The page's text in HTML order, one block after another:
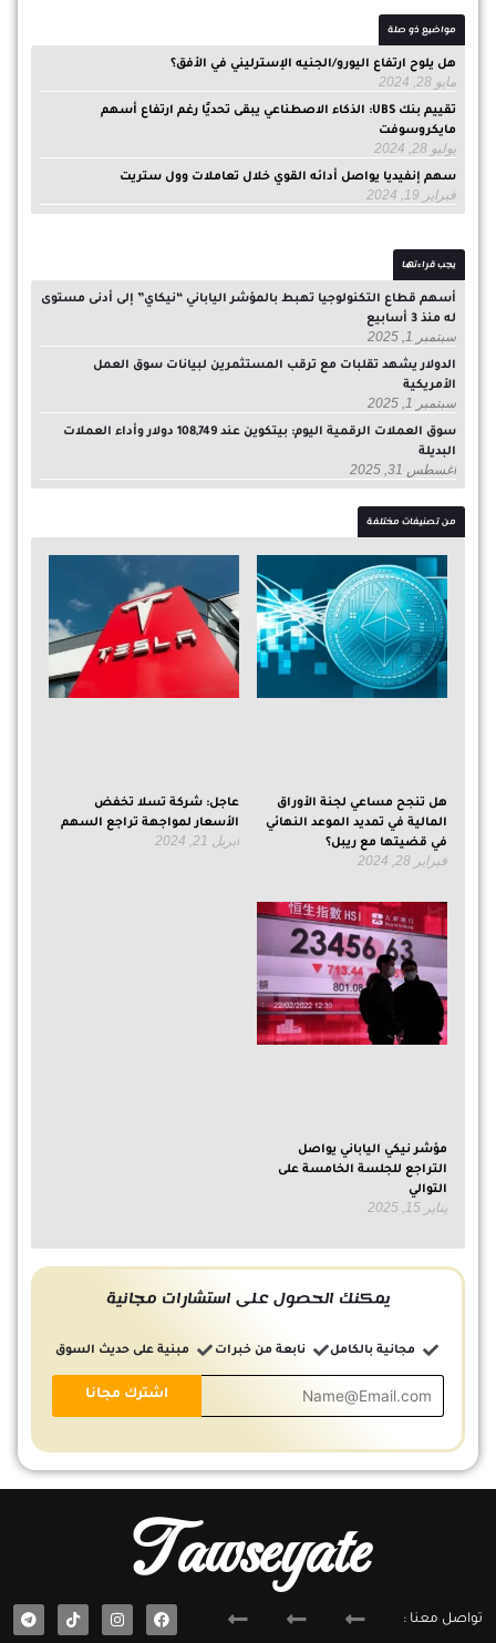
مواضيع ذو صلة
هل يلوح ارتفاع اليورو/الجنيه الإسترليني في الأفق؟
مايو 28, 2024
تقييم بنك UBS: الذكاء الاصطناعي يبقى تحديًا رغم ارتفاع أسهم
مايكروسوفت
يوليو 28, 2024
سهم إنفيديا يواصل أدائه القوي خلال تعاملات وول ستريت
فبراير 19, 2024
يجب قراءتها
أسهم قطاع التكنولوجيا تهبط بالمؤشر الياباني “نيكاي” إلى أدنى مستوى
له منذ 3 أسابيع
سبتمبر 1, 2025
الدولار يشهد تقلبات مع ترقب المستثمرين لبيانات سوق العمل
الأمريكية
سبتمبر 1, 2025
سوق العملات الرقمية اليوم: بيتكوين عند 108,749 دولار وأداء العملات
البديلة
أغسطس 31, 2025
من تصنيفات مختلفة
هل تنجح مساعي لجنة الأوراق
المالية في تمديد الموعد النهائي
في قضيتها مع ريبل؟
فبراير 28, 2024
عاجل: شركة تسلا تخفض
الأسعار لمواجهة تراجع السهم
أبريل 21, 2024
مؤشر نيكي الياباني يواصل
التراجع للجلسة الخامسة على
التوالي
يناير 15, 2025
يمكنك الحصول على استشارات مجانية
مجانية بالكامل نابعة من خبرات مبنية على حديث السوق
Tawseyate
تواصل معنا :
F
a
T
e